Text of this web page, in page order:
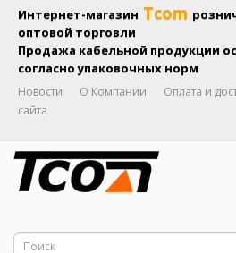
Интернет-магазин Tcom
оптовой торговли
Продажа кабельной продукции
согласно упаковочных норм
Новости О Компании Оплата и
сайта